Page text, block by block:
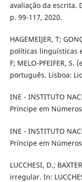
avaliação da escrita.
p. 99-117, 2020.
HAGEMEIJER, T;
políticas linguísticas
F; MELO-PFEIFER,
português. Lisboa:
INE - INSTITUTO
Príncipe em
INE - INSTITUTO
Príncipe em
LUCCHESI, D.;
irregular. In: